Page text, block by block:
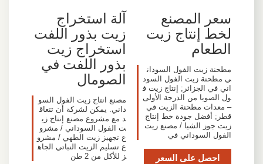
سعر المصنع
لخط إنتاج زيت
الطعام
مطحنة زيت الفول السودان
ي مطحنة زيت الفول السود
اني في الجزائر; إنتاج زيت ف
ول الصويا من الدرجة الأولى
– معدات مطحنة الزيت في
قطر; أفضل جودة خط إنتاج
زيت جوز الشيا / مصنع زيت
الفول السوداني في
احصل على السعر
آلة استخراج
زيت بذور اللفت
استخراج زيت
بذور اللفت في
الصومال
مصنع انتاج زيت الفول السو
داني. يمكن لشركة أن تتعاق
د مع مشروع مصنع إنتاج زي
ت الفول السوداني / مشرو
ع تجهيز زيت الطهي / مشرو
ع تسليم الزيت النباتي الجاه
ز للأكل من 2 طن